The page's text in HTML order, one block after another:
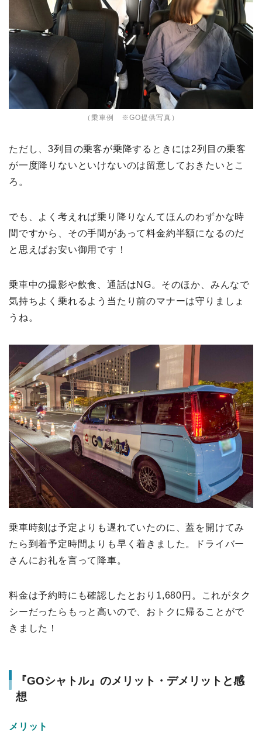
（乗車例 ※GO提供写真）
ただし、3列目の乗客が乗降するときには2列目の乗客
が一度降りないといけないのは留意しておきたいとこ
ろ。
でも、よく考えれば乗り降りなんてほんのわずかな時
間ですから、その手間があって料金約半額になるのだ
と思えばお安い御用です！
乗車中の撮影や飲食、通話はNG。そのほか、みんなで
気持ちよく乗れるよう当たり前のマナーは守りましょ
うね。
乗車時刻は予定よりも遅れていたのに、蓋を開けてみ
たら到着予定時間よりも早く着きました。ドライバー
さんにお礼を言って降車。
料金は予約時にも確認したとおり1,680円。これがタク
シーだったらもっと高いので、おトクに帰ることがで
きました！
『GOシャトル』のメリット・デメリットと感
想
メリット